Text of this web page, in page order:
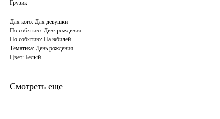
Грузик
Для кого: Для девушки
По событию: День рождения
По событию: На юбилей
Тематика: День рождения
Цвет: Белый
Смотреть еще